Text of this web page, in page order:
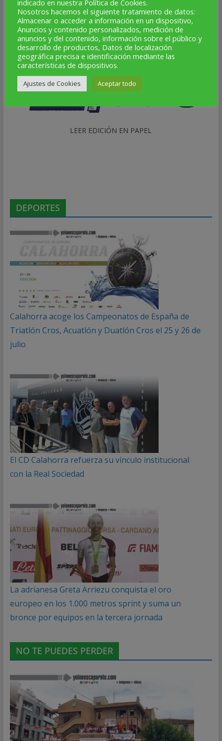
LEER EDICIÓN EN PAPEL
LEER EDICIÓN EN PAPEL
DEPORTES
Calahorra acoge los Campeonatos de España de
Triatlón Cros, Acuatlón y Duatlón Cros el 25 y 26 de
julio
El CD Calahorra refuerza su vínculo institucional
con la Real Sociedad
La adrianesa Greta Arriezu conquista el oro
europeo en los 1.000 metros sprint y suma un
bronce por equipos en la tercera jornada
NO TE PUEDES PERDER
indicado en nuestra Política de Cookies.
Nosotros hacemos el siguiente tratamiento de datos:
Almacenar o acceder a información en un dispositivo,
Anuncios y contenido personalizados, medición de
anuncios y del contenido, información sobre el público y
desarrollo de productos, Datos de localización
geográfica precisa e identificación mediante las
características de dispositivos.
Ajustes de Cookies Aceptar todo